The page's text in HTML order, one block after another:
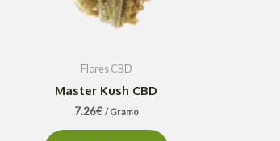
Flores CBD
Master Kush CBD
7.26€ / Gramo